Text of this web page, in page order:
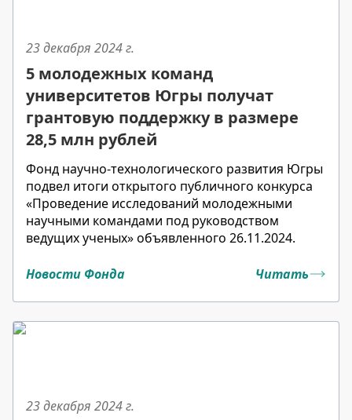
23 декабря 2024г.
5 молодежных команд
университетов Югры получат
грантовую поддержку в размере
28,5 млн рублей
Фонд научно-технологического развития Югры
подвел итоги открытого публичного конкурса
«Проведение исследований молодежными
научными командами под руководством
ведущих ученых» объявленного 26.11.2024.
Новости Фонда Читать
23 декабря 2024г.